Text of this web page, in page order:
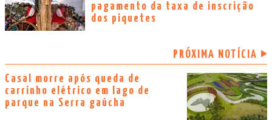
pagamento da taxa de inscrição
dos piquetes
PRÓXIMA NOTÍCIA
Casal morre após queda de
carrinho elétrico em lago de
parque na Serra gaúcha